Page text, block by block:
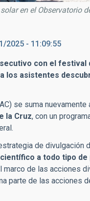
en el Observatorio
2025 - 11:09:55
con el
los asistentes
se suma nuevamente
la Cruz, con un
de divulgación
a todo tipo
de las acciones
parte de las acciones